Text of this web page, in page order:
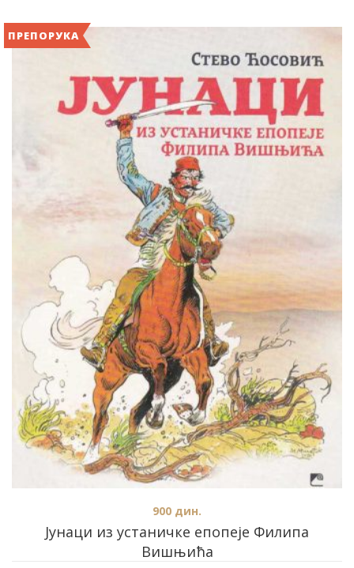
ПРЕПОРУКА
Јунаци из устаничке епопеје Филипа
Вишњића
900 дин.